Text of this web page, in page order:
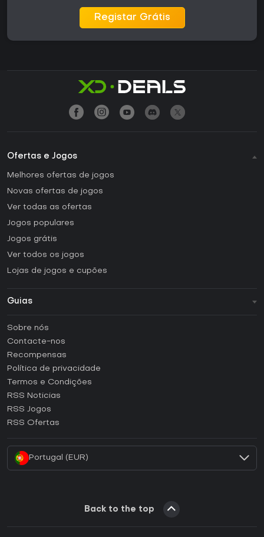
Registar Grátis
Ofertas e Jogos
Melhores ofertas de jogos
Novas ofertas de jogos
Ver todas as ofertas
Jogos populares
Jogos grátis
Ver todos os jogos
Lojas de jogos e cupões
Guias
Como ativar uma CD Key Steam?
Como ativar uma CD Key Epic Games?
Como ativar uma CD Key GOG?
Como ativar uma CD Key Ubisoft Connect?
Sobre nós
Contacte-nos
Recompensas
Política de privacidade
Termos e Condições
RSS Noticias
RSS Jogos
RSS Ofertas
Portugal (EUR)
Back to the top